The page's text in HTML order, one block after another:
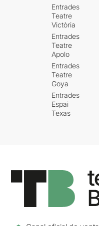
Entrades
Teatre
Victòria
Entrades
Teatre
Apolo
Entrades
Teatre
Goya
Entrades
Espai
Texas